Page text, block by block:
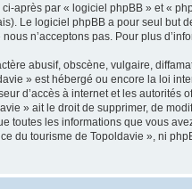
après par « logiciel phpBB » et «
Le logiciel phpBB a pour seul but
n’acceptons pas. Pour plus
abusif, obscène, vulgaire,
» est hébergé ou encore la loi
d’accès à internet et les
» ait le droit de supprimer, de
toutes les informations que vous
du tourisme de Topoldavie », ni